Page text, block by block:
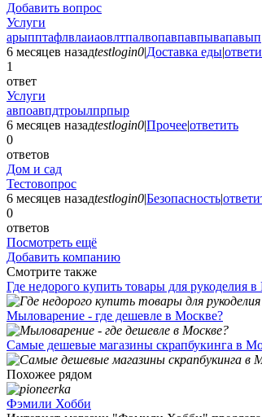
Добавить вопрос
Услуги
арыпптафлвлаиаовлтпалвопавпавпывапавып
6 месяцев назадtestlogin0|Доставка еды|
1
ответ
Услуги
авпоавпдтроылпрпыр
6 месяцев назадtestlogin0|Прочее|ответить
0
ответов
Дом и сад
Тестовопрос
6 месяцев назадtestlogin0|Безопасность|
0
ответов
Посмотреть ещё
Добавить компанию
Смотрите также
Где недорого купить товары для рукоделия
Мыловарение - где дешевле в Москве?
Самые дешевые магазины скрапбукинга в
Похожее рядом
Фэмили Хобби